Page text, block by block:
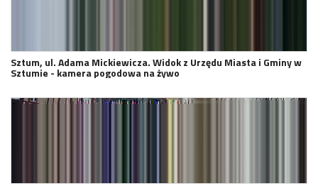
Sztum, ul. Adama Mickiewicza. Widok z Urzędu Miasta i Gminy w
Sztumie - kamera pogodowa na żywo